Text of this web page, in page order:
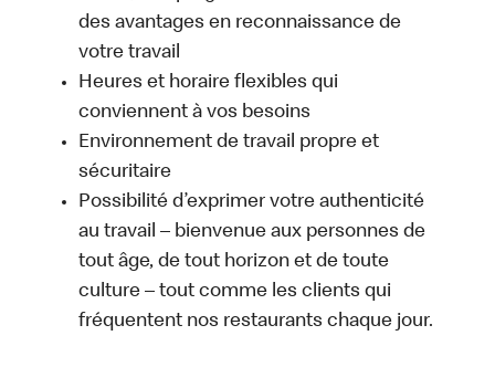
des avantages en reconnaissance de
votre travail
Heures et horaire flexibles qui
conviennent à vos besoins
Environnement de travail propre et
sécuritaire
Possibilité d’exprimer votre authenticité
au travail – bienvenue aux personnes de
tout âge, de tout horizon et de toute
culture – tout comme les clients qui
fréquentent nos restaurants chaque jour.